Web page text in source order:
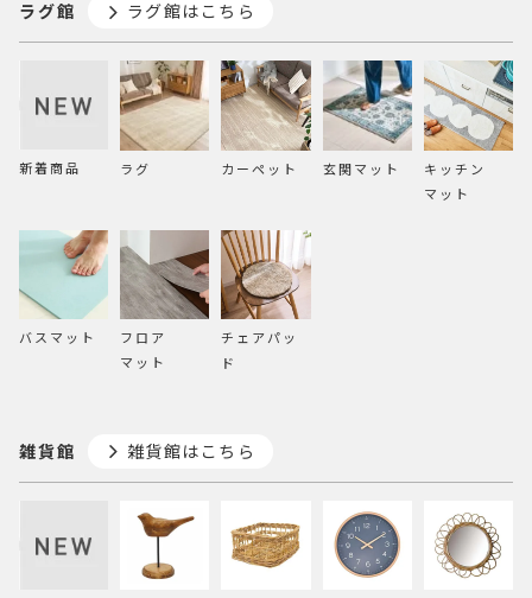
ラグ館 ラグ館はこちら
新着商品 ラグ カーペット 玄関マット
キッチン
マット
バスマット
フロア
マット
チェアパッ
ド
雑貨館 雑貨館はこちら